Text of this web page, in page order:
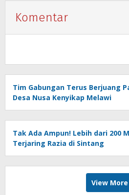
Komentar
Tim Gabungan Terus Berjuang
Desa Nusa Kenyikap Melawi
Tak Ada Ampun! Lebih dari 200
Terjaring Razia di Sintang
View More